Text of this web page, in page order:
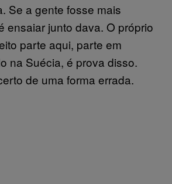
Se a gente fosse mais
ensaiar junto dava. O próprio
parte aqui, parte em
na Suécia, é prova disso.
de uma forma errada.